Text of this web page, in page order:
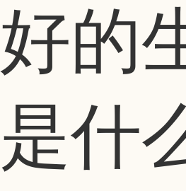
好的
是什